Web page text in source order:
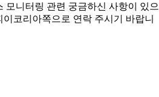
모니터링 관련 궁금하신 사항이 있으
코리아쪽으로 연락 주시기 바랍니